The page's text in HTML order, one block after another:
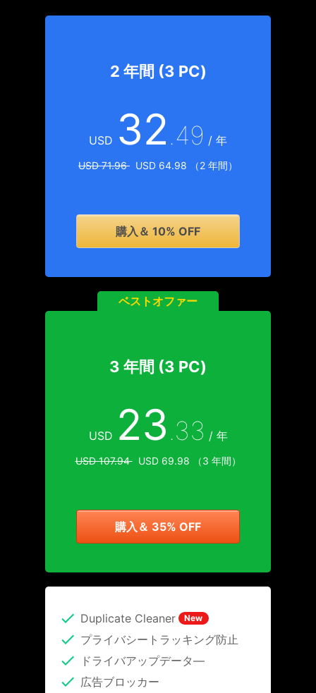
2 年間 (3 PC)
USD 32.49 / 年
USD 71.96 USD 64.98 （2 年間）
購入＆ 10% OFF
ベストオファー
3 年間 (3 PC)
USD 23.33 / 年
USD 107.94USD 69.98 （3 年間）
購入＆ 35% OFF
Duplicate Cleaner New
プライバシートラッキング防止
ドライバアップデータ―
広告ブロッカー